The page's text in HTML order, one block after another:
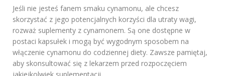
Jeśli nie jesteś fanem smaku cynamonu, ale chcesz
skorzystać z jego potencjalnych korzyści dla utraty wagi,
rozważ suplementy z cynamonem. Są one dostępne w
postaci kapsułek i mogą być wygodnym sposobem na
włączenie cynamonu do codziennej diety. Zawsze pamiętaj,
aby skonsultować się z lekarzem przed rozpoczęciem